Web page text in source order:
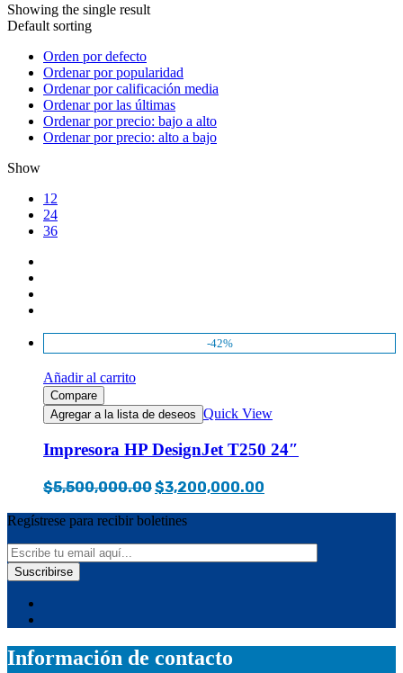
Showing the single result
Default sorting
Orden por defecto
Ordenar por popularidad
Ordenar por calificación media
Ordenar por las últimas
Ordenar por precio: bajo a alto
Ordenar por precio: alto a bajo
Show
12
24
36
-42%
Añadir al carrito
Compare
Agregar a la lista de deseos Quick View
Impresora HP DesignJet T250 24″
$5,500,000.00Original
was:
$3,200,000.00
Regístrese para recibir boletines
Información de contacto